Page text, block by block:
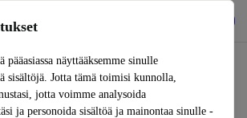
pääasiassa näyttääksemme sinulle
sisältöjä. Jotta tämä toimisi kunnolla,
jotta voimme analysoida
ja personoida sisältöä ja mainontaa sinulle -
nopeasti ja helposti